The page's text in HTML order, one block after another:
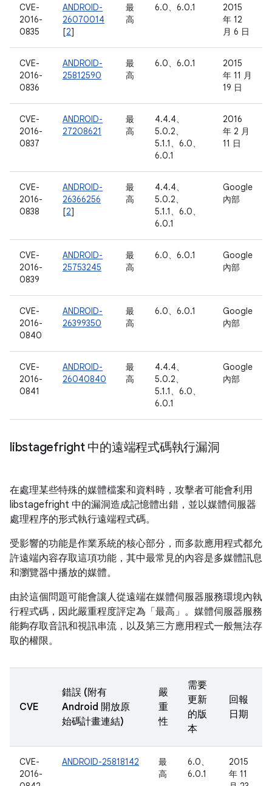
CVE-
2016-
0835
ANDROID-
26070014
[2]
最
高
6.0、6.0.1
2015
年 12
月 6 日
CVE-
2016-
0836
ANDROID-
25812590
最
高
6.0、6.0.1
2015
年 11 月
19 日
CVE-
2016-
0837
ANDROID-
27208621
最
高
4.4.4、
5.0.2、
5.1.1、6.0、
6.0.1
2016
年 2 月
11 日
CVE-
2016-
0838
ANDROID-
26366256
[2]
最
高
4.4.4、
5.0.2、
5.1.1、6.0、
6.0.1
Google
內部
CVE-
2016-
0839
ANDROID-
25753245
最
高
6.0、6.0.1
Google
內部
CVE-
2016-
0840
ANDROID-
26399350
最
高
6.0、6.0.1
Google
內部
CVE-
2016-
0841
ANDROID-
26040840
最
高
4.4.4、
5.0.2、
5.1.1、6.0、
6.0.1
Google
內部
libstagefright 中的遠端程式碼執行漏洞
在處理某些特殊的媒體檔案和資料時，攻擊者可能會利用
libstagefright 中的漏洞造成記憶體出錯，並以媒體伺服器
處理程序的形式執行遠端程式碼。
受影響的功能是作業系統的核心部分，而多款應用程式都允
許遠端內容存取這項功能，其中最常見的內容是多媒體訊息
和瀏覽器中播放的媒體。
由於這個問題可能會讓人從遠端在媒體伺服器服務環境內執
行程式碼，因此嚴重程度評定為「最高」。媒體伺服器服務
能夠存取音訊和視訊串流，以及第三方應用程式一般無法存
取的權限。
CVE
錯誤 (附有
Android 開放原
始碼計畫連結)
嚴
重
性
需要
更新
的版
本
回報
日期
CVE-
2016-
ANDROID-25818142
最
高
6.0、
6.0.1
2015
年 11